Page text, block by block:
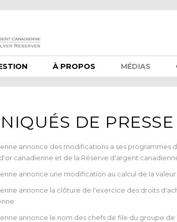
À PROPOS MÉDIAS
DE PRESSE
annonce des modifications a ses programmes
canadienne et de la Réserve d'argent
annonce une modification au calcul de la
annonce la clôture de l'exercice des droits
annonce le nom des chefs de file du groupe